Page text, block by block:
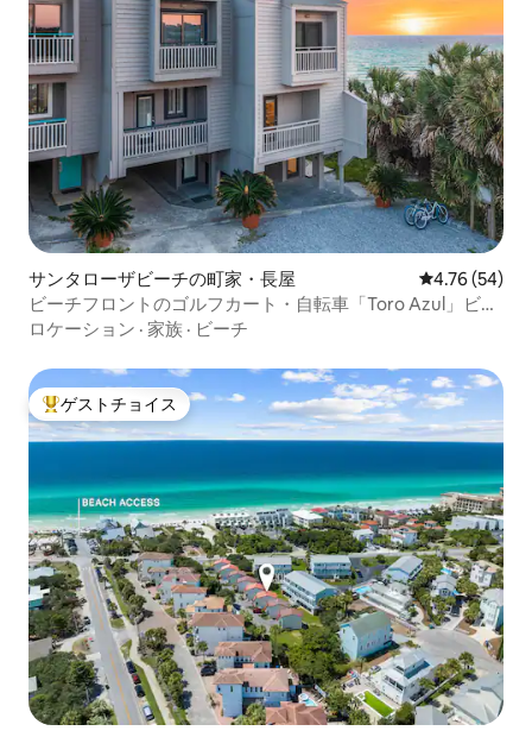
サンタローザビーチの町家・長屋 レビュー54
4.76 (54)
ビーチフロントのゴルフカート・自転車「Toro Azul」ビー
チビュー
ロケーション · 家族 · ビーチ
大好評のゲストチョイスです。
ゲストチョイス